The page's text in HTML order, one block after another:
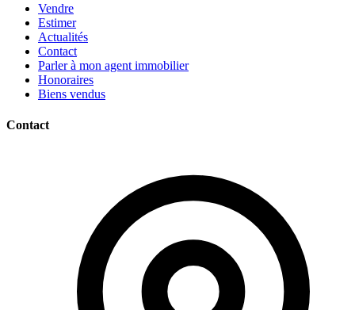
Vendre
Estimer
Actualités
Contact
Parler à mon agent immobilier
Honoraires
Biens vendus
Contact